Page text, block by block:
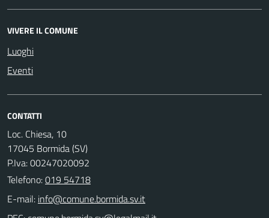
VIVERE IL COMUNE
Luoghi
Eventi
CONTATTI
Loc. Chiesa, 10
17045 Bormida (SV)
P.Iva: 00247020092
Telefono:019 54718
E-mail: